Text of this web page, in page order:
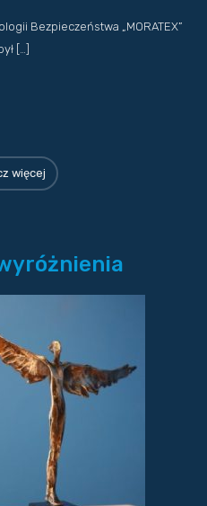
„MORATEX”
[…]
więcej